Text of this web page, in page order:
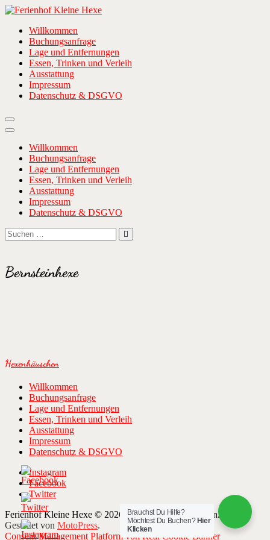
Zum
springen
Ferienhof Kleine Hexe
… wenn ihr Meer wollt!
Willkommen
Buchungsanfrage
Lage und Entfernungen
Essen, Trinken und Verleih
Ausstattung
Impressum
Datenschutz & DSGVO
Willkommen
Buchungsanfrage
Lage und Entfernungen
Essen, Trinken und Verleih
Ausstattung
Impressum
Datenschutz & DSGVO
Suchen
nach:
Bernsteinhexe
Beitragsnavigation
Hexenhäuschen
Willkommen
Buchungsanfrage
Lage und Entfernungen
Essen, Trinken und Verleih
Ausstattung
Impressum
Datenschutz & DSGVO
Instagram
Facebook
Twitter
Ferienhof Kleine Hexe © 2026 Alle Rechte vorbehalten.
Gestaltet von MotoPress.
Brauchst Du Hilfe?
Möchtest Du Buchen? Hier
Klicken
Consent Management Platform von Real Cookie Banner